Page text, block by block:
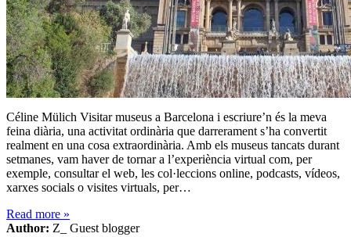
Céline Mülich Visitar museus a Barcelona i escriure’n és la meva
feina diària, una activitat ordinària que darrerament s’ha convertit
realment en una cosa extraordinària. Amb els museus tancats durant
setmanes, vam haver de tornar a l’experiència virtual com, per
exemple, consultar el web, les col·leccions online, podcasts, vídeos,
xarxes socials o visites virtuals, per…
Read more »
Author: Z_ Guest blogger